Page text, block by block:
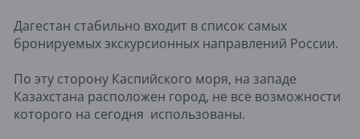
Дагестан стабильно входит в список самых
бронируемых экскурсионных направлений России.
По эту сторону Каспийского моря, на западе
Казахстана расположен город, не все возможности
которого на сегодня использованы.